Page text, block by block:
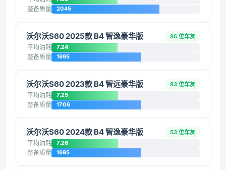
整备质量 2045
沃尔沃S60 2025款 B4 智逸豪华版 86 位车友
平均油耗 7.24
整备质量 1695
沃尔沃S60 2023款 B4 智远豪华版 83 位车友
平均油耗 7.25
整备质量 1706
沃尔沃S60 2024款 B4 智逸豪华版 53 位车友
平均油耗 7.26
整备质量 1695